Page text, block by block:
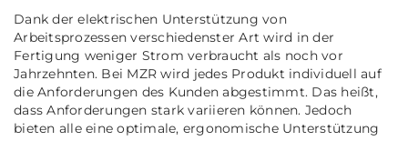
Dank der elektrischen Unterstützung von
Arbeitsprozessen verschiedenster Art wird in der
Fertigung weniger Strom verbraucht als noch vor
Jahrzehnten. Bei MZR wird jedes Produkt individuell auf
die Anforderungen des Kunden abgestimmt. Das heißt,
dass Anforderungen stark variieren können. Jedoch
bieten alle eine optimale, ergonomische Unterstützung